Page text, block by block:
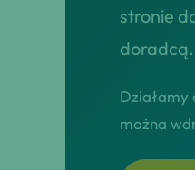
stronie
doradcą.
Działamy
można